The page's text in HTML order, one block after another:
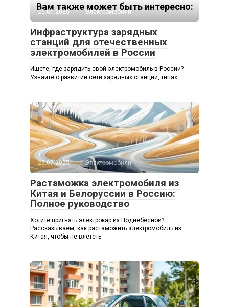
Вам также может быть интересно:
25.07.2025 Электромобили
Инфраструктура зарядных
станций для отечественных
электромобилей в России
Ищете, где зарядить свой электромобиль в России?
Узнайте о развитии сети зарядных станций, типах
25.07.2025 Электромобили
Растаможка электромобиля из
Китая и Белоруссии в Россию:
Полное руководство
Хотите пригнать электрокар из Поднебесной?
Рассказываем, как растаможить электромобиль из
Китая, чтобы не влететь